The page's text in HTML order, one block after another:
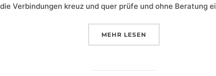
Verbindungen kreuz und quer prüfe und ohne Beratung
MEHR ÜBER „KRICHICHDIEKRISE
LESEN